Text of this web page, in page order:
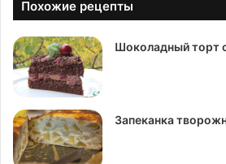
Похожие рецепты
Шоколадный торт
Запеканка